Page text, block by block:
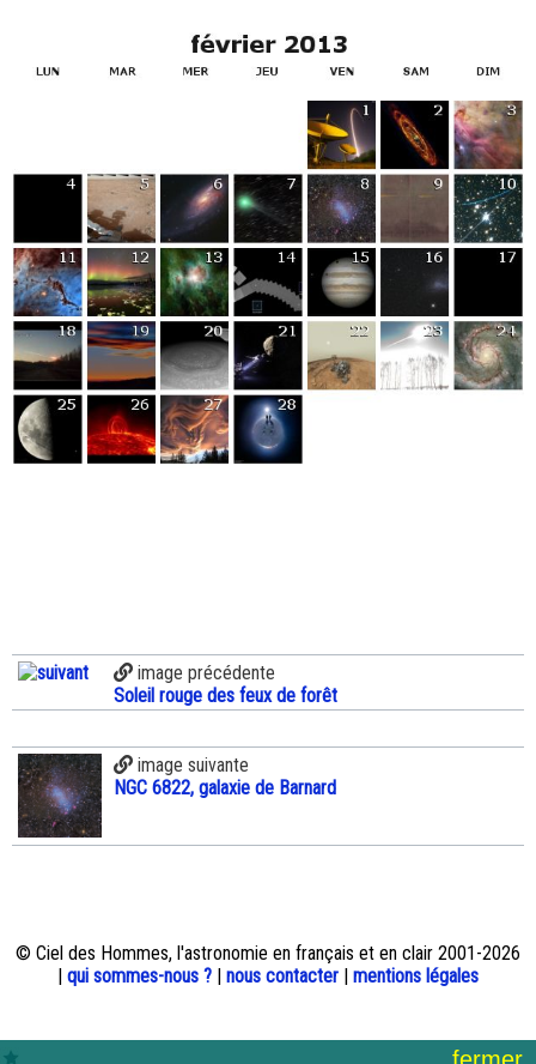
image précédente
Soleil rouge des feux de forêt
image suivante
NGC 6822, galaxie de Barnard
© Ciel des Hommes, l'astronomie en français et en clair 2001-2026
| qui sommes-nous ? | nous contacter | mentions légales